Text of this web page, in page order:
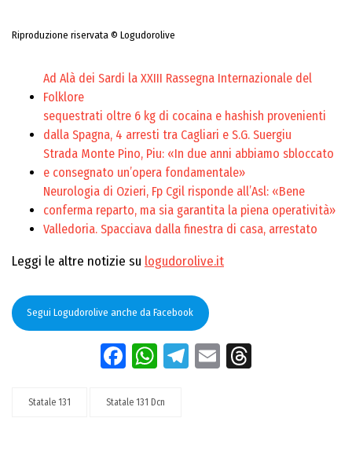
Riproduzione riservata © Logudorolive
Ad Alà dei Sardi la XXIII Rassegna Internazionale del
Folklore
sequestrati oltre 6 kg di cocaina e hashish provenienti
dalla Spagna, 4 arresti tra Cagliari e S.G. Suergiu
Strada Monte Pino, Piu: «In due anni abbiamo sbloccato
e consegnato un’opera fondamentale»
Neurologia di Ozieri, Fp Cgil risponde all’Asl: «Bene
conferma reparto, ma sia garantita la piena operatività»
Valledoria. Spacciava dalla finestra di casa, arrestato
Leggi le altre notizie su logudorolive.it
Segui Logudorolive anche da Facebook
Facebook
WhatsApp
Telegram
Email
Statale 131 Statale 131 Dcn